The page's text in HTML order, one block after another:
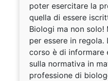
poter esercitare la
quella di essere
Biologi ma non
per essere in
corso è di informare
sulla normativa in
professione di